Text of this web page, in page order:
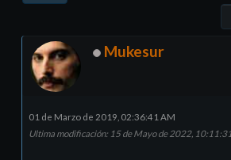
Mukesur
01 de Marzo de 2019, 02:36:41 AM
Ultima modificación: 15 de Mayo de 2022,